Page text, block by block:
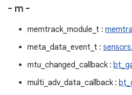
- m -
memtrack_module_t :
meta_data_event_t :
mtu_changed_callback :
multi_adv_data_callback :